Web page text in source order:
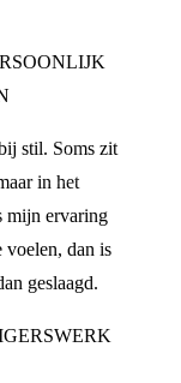
stil. Soms zit
in het
mijn ervaring
voelen, dan is
geslaagd.